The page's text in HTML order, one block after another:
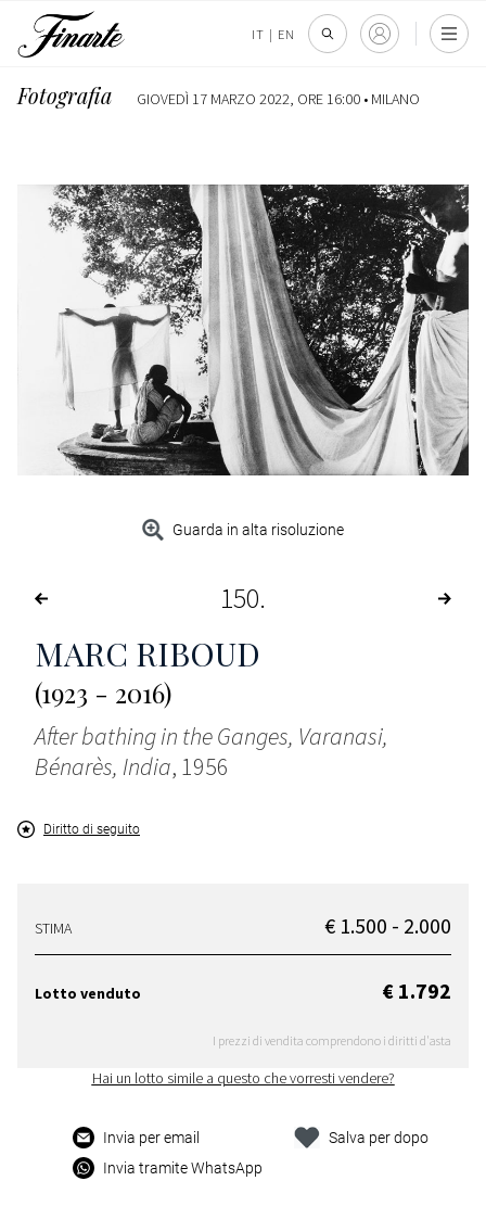
IT | EN
Fotografia GIOVEDÌ 17 MARZO 2022, ORE 16:00 • MILANO
Guarda in alta risoluzione
150
MARC RIBOUD
(1923 - 2016)
After bathing in the Ganges, Varanasi,
Bénarès, India, 1956
Diritto di seguito
STIMA € 1.500 - 2.000
Lotto venduto € 1.792
I prezzi di vendita comprendono i diritti d'asta
Hai un lotto simile a questo che vorresti vendere?
Invia per email
Invia tramite WhatsApp
Salva per dopo